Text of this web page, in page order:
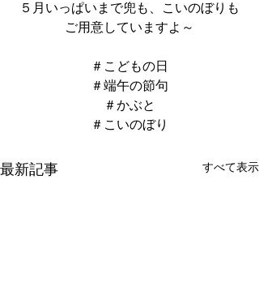
５月いっぱいまで兜も、こいのぼりも
ご用意していますよ～
＃こどもの日
＃端午の節句
＃かぶと
＃こいのぼり
最新記事 すべて表示